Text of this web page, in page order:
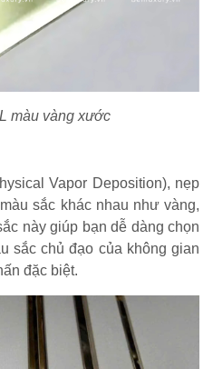
màu vàng xước
Vapor Deposition), nẹp
sắc khác nhau như vàng,
này giúp bạn dễ dàng chọn
sắc chủ đạo của không gian
đặc biệt.